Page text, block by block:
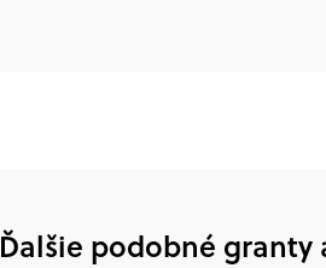
Ďalšie podobné granty